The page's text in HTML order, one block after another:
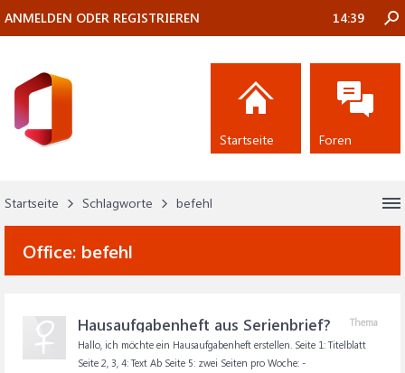
Startseite Schlagworte befehl
Office: befehl
Thema
Hausaufgabenheft aus Serienbrief?
Hallo, ich möchte ein Hausaufgabenheft erstellen. Seite 1: Titelblatt
Seite 2, 3, 4: Text Ab Seite 5: zwei Seiten pro Woche: -
ANMELDEN ODER REGISTRIEREN 14:39
Startseite Foren